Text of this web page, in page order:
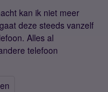
kan ik niet meer
deze steeds vanzelf
Alles al
telefoon